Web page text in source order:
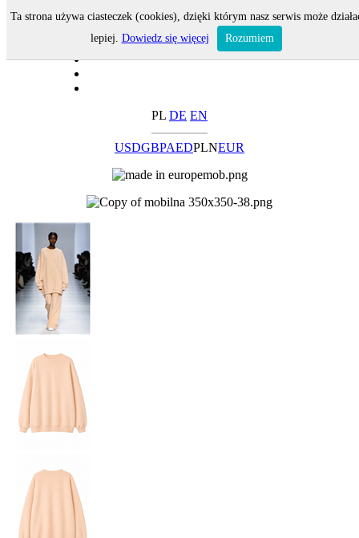
PL DE EN
USDGBPAEDPLNEUR
Ta strona używa ciasteczek (cookies), dzięki którym nasz serwis może
lepiej. Dowiedz się więcej Rozumiem